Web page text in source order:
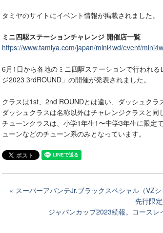
タミヤのサイトにイベント情報が掲載されました。
ミニ四駆ステーションチャレンジ 開催店一覧
https://www.tamiya.com/japan/mini4wd/event/
6月1日から各地のミニ四駆ステーションで行われ
ジ2023 3rdROUND」の開催が発表されました。
クラスは1st、2nd ROUNDとは違い、ダッシュクラ
ダッシュクラスは名称以外はチャレンジクラスと同
チューンクラスは、小学1年生1〜中学3年生に限定
ューンなどのチューン系のみとなっています。
スーパーアバンテJr.ブラックスペシャル（VZ
先行限
ジャパンカップ2023続報。コース